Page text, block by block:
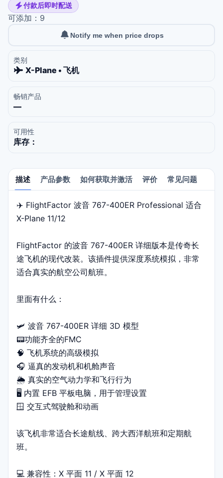
付款后即时配送
可添加：9
Notify me when price drops
类别
X-Plane • 飞机
畅销产品
—
可用性
库存：
描述 产品参数 如何获取并激活 评价 常见问题
描述
✈️ FlightFactor 波音 767-400ER Professional 适合
X-Plane 11/12
FlightFactor 的波音 767-400ER 详细版本是传奇长
途飞机的现代改装。该插件提供深度系统模拟，非常
适合真实的航空公司航班。
里面有什么：
🛩️ 波音 767-400ER 详细 3D 模型
📟功能齐全的FMC
🧠 飞机系统的高级模拟
🎧 逼真的发动机和机舱声音
🌦️ 真实的空气动力学和飞行行为
🖥️ 内置 EFB 平板电脑，用于管理设置
🪟 交互式驾驶舱和动画
该飞机非常适合长途航线、跨大西洋航班和定期航
班。
💻 兼容性：X 平面 11 / X 平面 12